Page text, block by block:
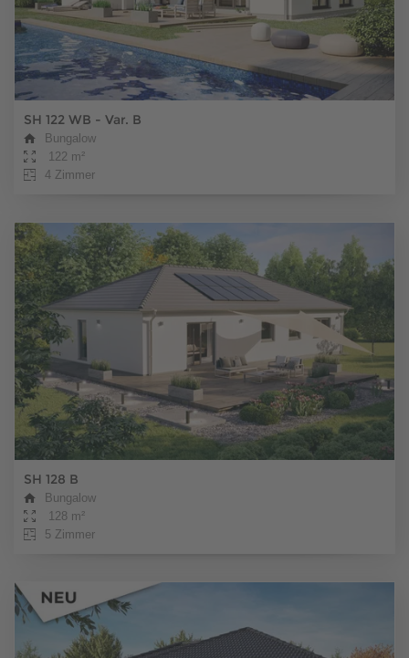
SH 122 WB - Var. B
Bungalow
122 m²
4 Zimmer
SH 128 B
Bungalow
128 m²
5 Zimmer